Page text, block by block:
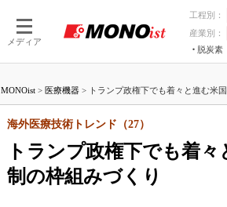
メディア
工程別：
産業別：
脱炭素
つながる工場AI×設備保全
MONOist > 医療機器 > トランプ政権下でも着々と進む米
トランプ政権下でも着
制の枠組みづくり
海外医療技術トレンド（27）